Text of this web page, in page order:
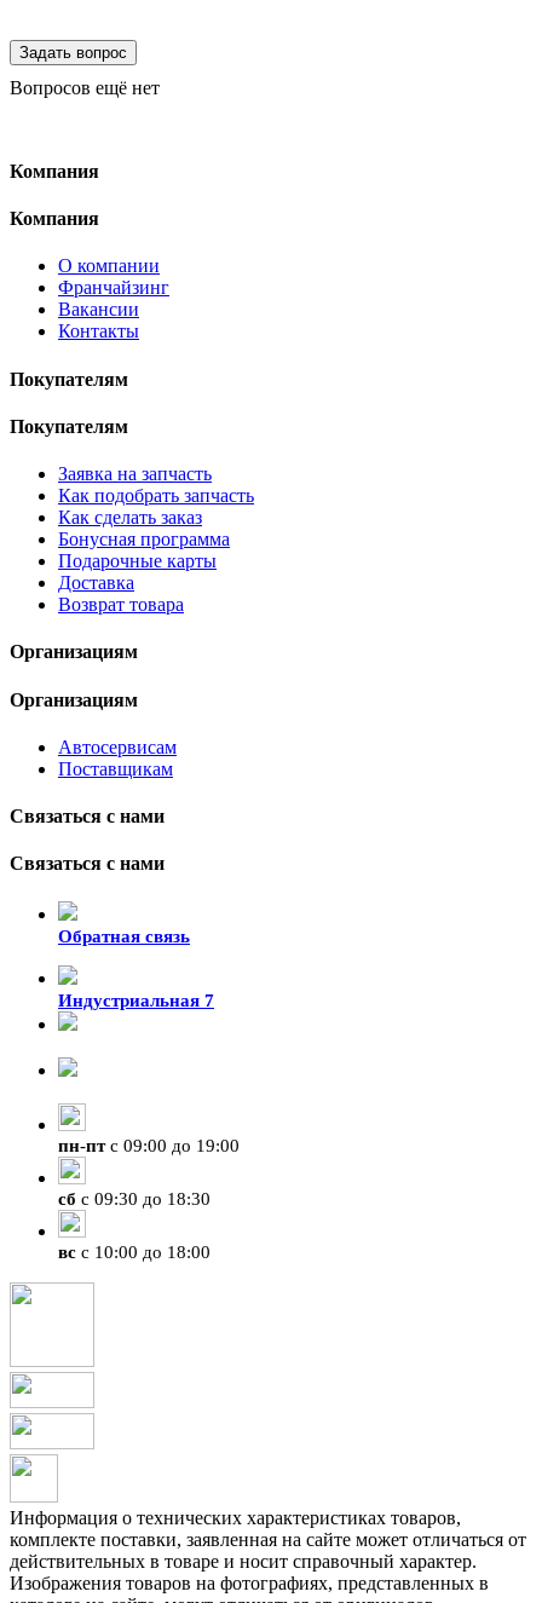
Вопросов ещё нет
Компания
Компания
О компании
Франчайзинг
Вакансии
Контакты
Покупателям
Покупателям
Заявка на запчасть
Как подобрать запчасть
Как сделать заказ
Бонусная программа
Подарочные карты
Доставка
Возврат товара
Организациям
Организациям
Автосервисам
Поставщикам
Связаться с нами
Связаться с нами
Обратная связь
Индустриальная 7
пн-птс 09:00 до 19:00
сб с 09:30 до 18:30
вс с 10:00 до 18:00
Информация о технических характеристиках товаров,
комплекте поставки, заявленная на сайте может отличаться от
действительных в товаре и носит справочный характер.
Изображения товаров на фотографиях, представленных в